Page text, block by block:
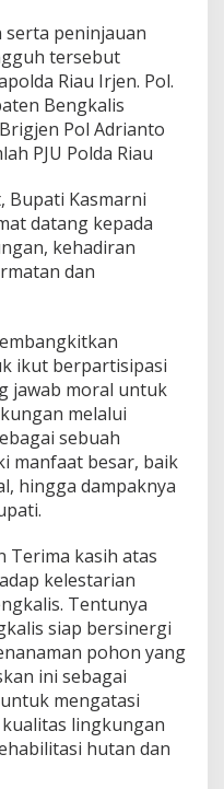
serta peninjauan
tersebut
Riau Irjen. Pol.
Bengkalis
Pol Adrianto
PJU Polda Riau
Bupati Kasmarni
datang kepada
kehadiran
dan
ikut berpartisipasi
jawab moral untuk
melalui
sebuah
manfaat besar, baik
hingga dampaknya
Terima kasih atas
kelestarian
Tentunya
siap bersinergi
pohon yang
ini sebagai
mengatasi
lingkungan
hutan dan